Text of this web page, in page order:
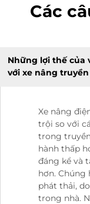
Các
Những lợi thế của
với xe nâng
Xe nâng
trội so với
trong
hành thấp
đáng kể và
hơn. Chúng
phát thải,
trong nhà.